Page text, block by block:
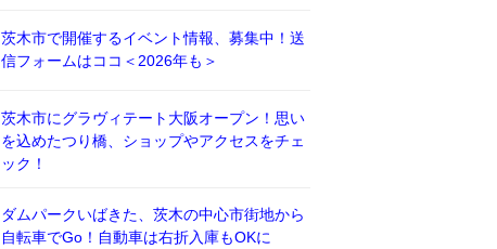
茨木市で開催するイベント情報、募集中！送
信フォームはココ＜2026年も＞
茨木市にグラヴィテート大阪オープン！思い
を込めたつり橋、ショップやアクセスをチェ
ック！
ダムパークいばきた、茨木の中心市街地から
自転車でGo！自動車は右折入庫もOKに